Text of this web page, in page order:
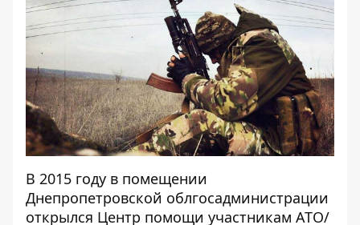
В 2015 году в помещении
Днепропетровской облгосадминистрации
открылся Центр помощи участникам АТО/